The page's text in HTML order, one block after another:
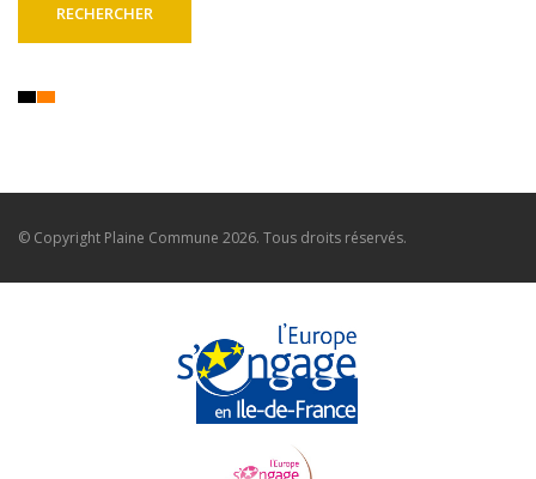
© Copyright Plaine Commune 2026. Tous droits réservés.